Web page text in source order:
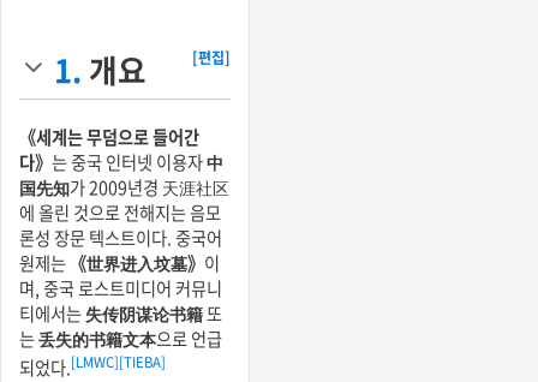
1. 개요 [편집]
《세계는 무덤으로 들어간
다》 는 중국 인터넷 이용자中
国先知가 2009년경 天涯社区
에 올린 것으로 전해지는 음모
론성 장문 텍스트이다. 중국어
원제는 《世界进入坟墓》 이
며, 중국 로스트미디어 커뮤니
티에서는失传阴谋论书籍또
는丢失的书籍文本으로 언급
되었다.[LMWC][TIEBA]